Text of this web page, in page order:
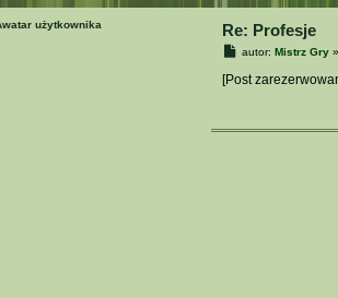
Re: Profesje
P
s
autor:Mistrz Gry
[Post